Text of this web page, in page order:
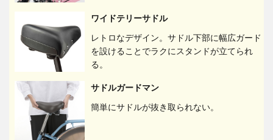
ワイドテリーサドル
レトロなデザイン。サドル下部に幅広ガード
を設けることでラクにスタンドが立てられ
る。
サドルガードマン
簡単にサドルが抜き取られない。